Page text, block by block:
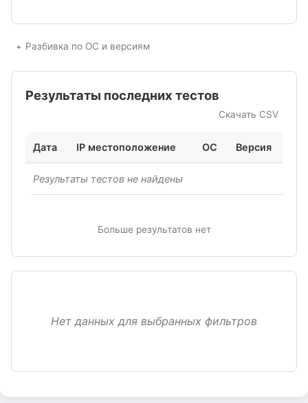
Разбивка по ОС и версиям
Результаты последних тестов
Скачать CSV
Дата IP местоположение ОС Версия
Результаты тестов не найдены
Больше результатов нет
Нет данных для выбранных фильтров